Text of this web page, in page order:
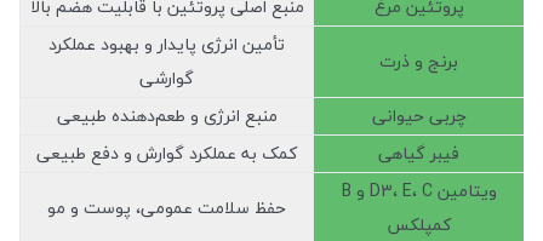
پروتئین مرغ
منبع اصلی پروتئین با قابلیت هضم بالا
برنج و ذرت
تأمین انرژی پایدار و بهبود عملکرد
گوارشی
چربی حیوانی
منبع انرژی و طعم‌دهنده طبیعی
فیبر گیاهی
کمک به عملکرد گوارش و دفع طبیعی
ویتامین D3، E، C و B
کمپلکس
حفظ سلامت عمومی، پوست و مو